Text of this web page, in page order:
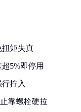
扭矩失真
5%即停用
拧入
靠螺栓硬拉